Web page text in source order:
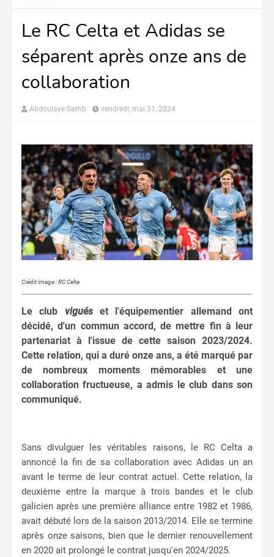
Le RC Celta et Adidas se
séparent après onze ans de
collaboration
Abdoulaye Samb vendredi, mai 31, 2024
Crédit image : RC Celta
Le club viguéset l'équipementier allemand ont
décidé, d'un commun accord, de mettre fin à leur
partenariat à l'issue de cette saison 2023/2024.
Cette relation, qui a duré onze ans, a été marqué par
de nombreux moments mémorables et une
collaboration fructueuse, a admis le club dans son
communiqué.
Sans divulguer les véritables raisons, le RC Celta a
annoncé la fin de sa collaboration avec Adidas un an
avant le terme de leur contrat actuel. Cette relation, la
deuxième entre la marque à trois bandes et le club
galicien après une première alliance entre 1982 et 1986,
avait débuté lors de la saison 2013/2014. Elle se termine
après onze saisons, bien que le dernier renouvellement
en 2020 ait prolongé le contrat jusqu'en 2024/2025.